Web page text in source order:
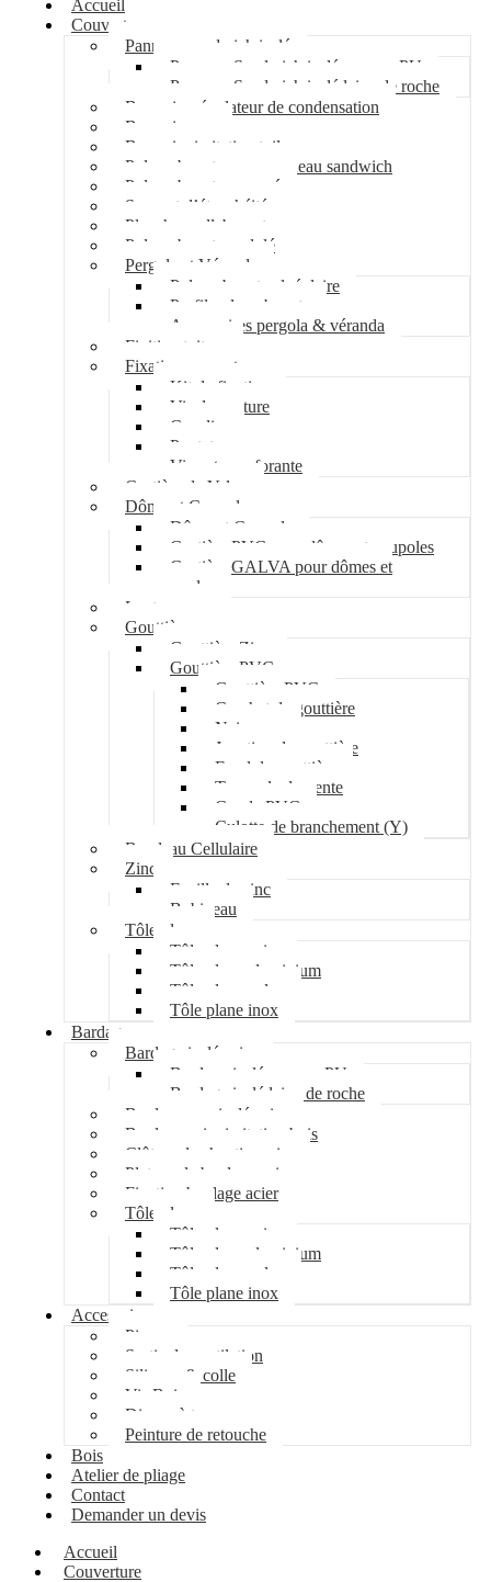
Accueil
Couverture
Panneau sandwich isolé
Panneau Sandwich isolé mousse PU
Panneau Sandwich isolé laine de roche
Bac acier régulateur de condensation
Bac acier sec
Bac acier imitation tuile
Polycarbonate pour panneau sandwich
Polycarbonate nervuré
Support d’étanchéité
Plancher collaborant
Polycarbonate ondulé
Pergola et Véranda
Polycarbonate alvéolaire
Profil polycarbonate
Accessoires pergola & véranda
Finition toiture
Fixation couverture
Kit de fixation
Vis de couture
Cavalier
Pontet
Vis auto-perforante
Costière de Velux
Dôme et Coupole
Dôme et Coupole
Costière PVC pour dômes et coupoles
Costière GALVA pour dômes et
coupoles
Lanterneau
Gouttière
Gouttière Zinc
Gouttière PVC
Gouttière PVC
Crochet de gouttière
Naissance
Jonction de gouttière
Fond de gouttière
Tuyau de descente
Coude PVC
Culotte de branchement (Y)
Bandeau Cellulaire
Zinc
Feuille de zinc
Bobineau
Tôle plane
Tôle plane acier
Tôle plane aluminium
Tôle plane galva
Tôle plane inox
Bardage
Bardage isolé acier
Bardage isolé mousse PU
Bardage isolé laine de roche
Bardage non isolé acier
Bardage acier imitation bois
Clôture de chantier acier
Plateau de bardage acier
Fixation bardage acier
Tôle plane
Tôle plane acier
Tôle plane aluminium
Tôle plane galva
Tôle plane inox
Accessoires
Pipeco
Sortie de ventilation
Silicone & colle
Vis Bois
Disque à tronçonner
Peinture de retouche
Bois
Atelier de pliage
Contact
Demander un devis
Accueil
Couverture